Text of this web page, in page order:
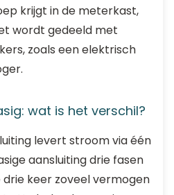
krijgt in de meterkast,
wordt gedeeld met
zoals een elektrisch
wat is het verschil?
levert stroom via één
aansluiting drie fasen
keer zoveel vermogen